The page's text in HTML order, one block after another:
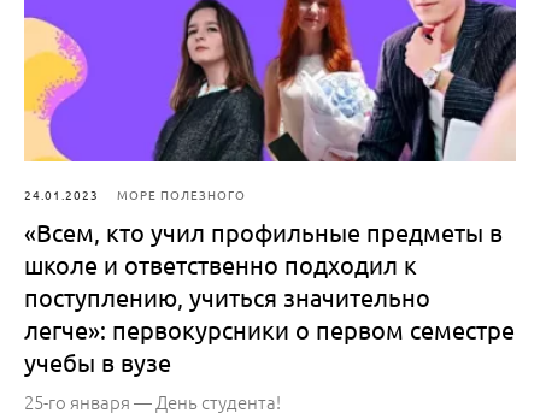
24.01.2023 МОРЕ ПОЛЕЗНОГО
«Всем, кто учил профильные предметы в
школе и ответственно подходил к
поступлению, учиться значительно
легче»: первокурсники о первом семестре
учебы в вузе
25-го января — День студента!